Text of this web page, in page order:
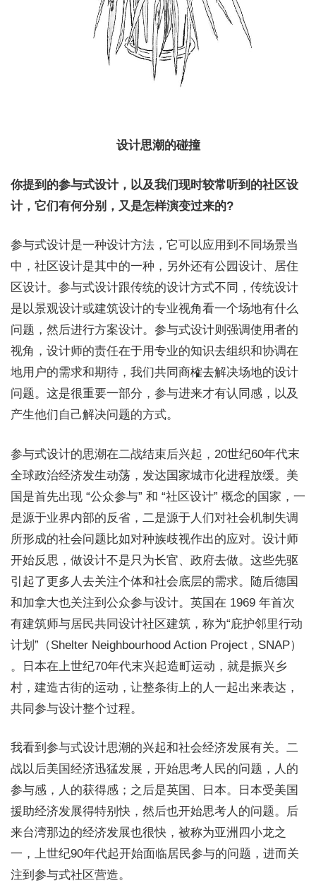
设计思潮的碰撞
你提到的参与式设计，以及我们现时较常听到的社区设
计，它们有何分别，又是怎样演变过来的?
参与式设计是一种设计方法，它可以应用到不同场景当
中，社区设计是其中的一种，另外还有公园设计、居住
区设计。参与式设计跟传统的设计方式不同，传统设计
是以景观设计或建筑设计的专业视角看一个场地有什么
问题，然后进行方案设计。参与式设计则强调使用者的
视角，设计师的责任在于用专业的知识去组织和协调在
地用户的需求和期待，我们共同商榷去解决场地的设计
问题。这是很重要一部分，参与进来才有认同感，以及
产生他们自己解决问题的方式。
参与式设计的思潮在二战结束后兴起，20世纪60年代末
全球政治经济发生动荡，发达国家城市化进程放缓。美
国是首先出现 “公众参与” 和 “社区设计” 概念的国家，一
是源于业界内部的反省，二是源于人们对社会机制失调
所形成的社会问题比如对种族歧视作出的应对。设计师
开始反思，做设计不是只为长官、政府去做。这些先驱
引起了更多人去关注个体和社会底层的需求。随后德国
和加拿大也关注到公众参与设计。英国在 1969 年首次
有建筑师与居民共同设计社区建筑，称为“庇护邻里行动
计划”（Shelter Neighbourhood Action Project , SNAP）
。日本在上世纪70年代末兴起造町运动，就是振兴乡
村，建造古街的运动，让整条街上的人一起出来表达，
共同参与设计整个过程。
我看到参与式设计思潮的兴起和社会经济发展有关。二
战以后美国经济迅猛发展，开始思考人民的问题，人的
参与感，人的获得感；之后是英国、日本。日本受美国
援助经济发展得特别快，然后也开 始思考人的问题。后
来台湾那边的经济发展也很快，被称为亚洲四小龙之
一，上世纪90年代起开始面临居民参与的问题，进而关
注到参与式社区营造。